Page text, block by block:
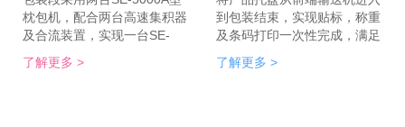
枕包机，配合两台高速集积器
及合流装置，实现一台SE-
5700A-BX枕包机完成整线的
集合包包装，分道装置完成生
了解更多 >
到包装结束，实现贴标，称重
及条码打印一次性完成，满足
客户包装效率120个/min的包
装需求。 多种物品包装的兼
了解更多 >